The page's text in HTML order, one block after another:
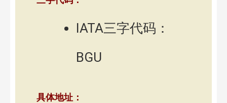
IATA三字代码：
BGU
具体地址：